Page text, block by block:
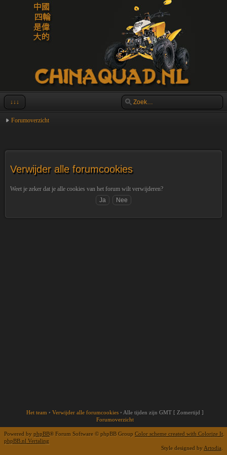
↓↓↓
Forumoverzicht
Verwijder alle forumcookies
Weet je zeker dat je alle cookies van het forum wilt verwijderen?
Het team • Verwijder alle forumcookies • Alle tijden zijn GMT [ Zomertijd ]
Forumoverzicht
Powered by phpBB® Forum Software © phpBB Group Color scheme created with Colorize It
phpBB.nl Vertaling
Style designed by Artodia